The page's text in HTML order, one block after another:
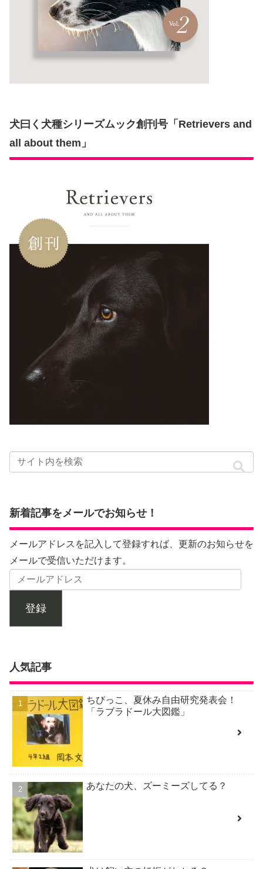
犬曰く犬種シリーズムック創刊号「Retrievers and
all about them」
新着記事をメールでお知らせ！
メールアドレスを記入して登録すれば、更新のお知らせを
メールで受信いただけます。
登録
人気記事
ちびっこ、夏休み自由研究発表会！
「ラブラドール大図鑑」
あなたの犬、ズーミーズしてる？